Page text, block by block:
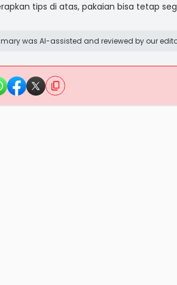
tips di atas, pakaian bisa tetap
was AI-assisted and reviewed by our